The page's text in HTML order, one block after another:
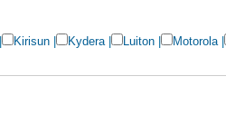
Kirisun Kydera| Luiton Motorola|